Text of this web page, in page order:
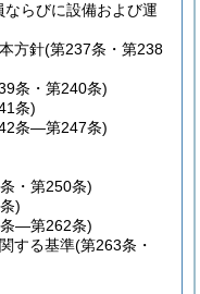
らびに設備および運
方針(第237条・第238
条・第240条)
条)
条―第247条)
・第250条)
)
―第262条)
する基準(第263条・